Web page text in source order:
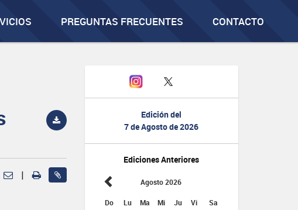
PREGUNTAS FRECUENTES CONTACTO
Edición del
7 de Agosto de 2026
Ediciones Anteriores
Agosto 2026
Do Lu Ma Mi Ju Vi Sa
|